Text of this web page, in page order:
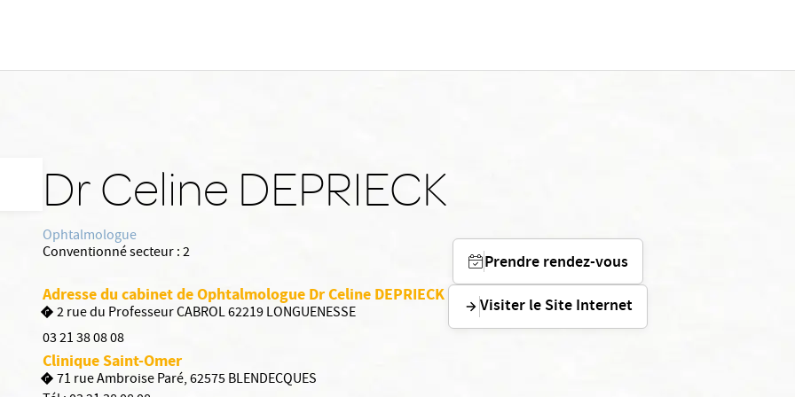
Dr Celine DEPRIECK
Ophtalmologue
Conventionné secteur :2
Adresse du cabinet de Ophtalmologue Dr Celine DEPRIECK
2 rue du Professeur CABROL 62219 LONGUENESSE
03 21 38 08 08
Clinique Saint-Omer
71 rue Ambroise Paré, 62575 BLENDECQUES
Prendre rendez-vous
Visiter le Site Internet